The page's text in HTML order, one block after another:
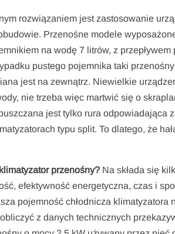
rozwiązaniem jest zastosowanie
Przenośne modele
na wodę 7 litrów, z
pustego pojemnika taki
jest na zewnątrz. Niewielkie
nie trzeba więc martwić się o
jest tylko rura odpowiadająca
typu split. To dlatego, że
przenośny? Na składa się
efektywność energetyczna, czas i
pojemność chłodnicza
z danych technicznych